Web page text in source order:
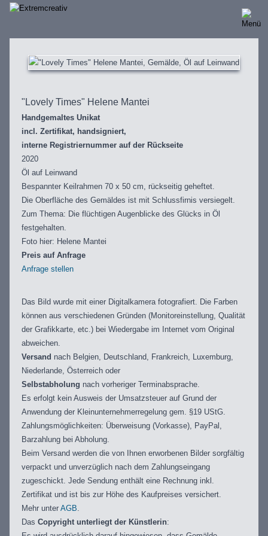
Direkt
"Lovely Times" Helene Mantei
Handgemaltes Unikat
incl. Zertifikat, handsigniert,
interne Registriernummer auf der Rückseite
2020
Öl auf Leinwand
Bespannter Keilrahmen 70 x 50 cm, rückseitig geheftet.
Die Oberfläche des Gemäldes ist mit Schlussfirnis versiegelt.
Zum Thema: Die flüchtigen Augenblicke des Glücks in Öl
festgehalten.
Foto hier: Helene Mantei
Preis auf Anfrage
Anfrage stellen
Das Bild wurde mit einer Digitalkamera fotografiert. Die Farben
können aus verschiedenen Gründen (Monitoreinstellung, Qualität
der Grafikkarte, etc.) bei Wiedergabe im Internet vom Original
abweichen.
Versand nach Belgien, Deutschland, Frankreich, Luxemburg,
Niederlande, Österreich oder
Selbstabholung nach vorheriger Terminabsprache.
Es erfolgt kein Ausweis der Umsatzsteuer auf Grund der
Anwendung der Kleinunternehmerregelung gem. §19 UStG.
Zahlungsmöglichkeiten: Überweisung (Vorkasse), PayPal,
Barzahlung bei Abholung.
Beim Versand werden die von Ihnen erworbenen Bilder sorgfältig
verpackt und unverzüglich nach dem Zahlungseingang
zugeschickt. Jede Sendung enthält eine Rechnung inkl.
Zertifikat und ist bis zur Höhe des Kaufpreises versichert.
Mehr unter AGB.
Das Copyright unterliegt der Künstlerin: